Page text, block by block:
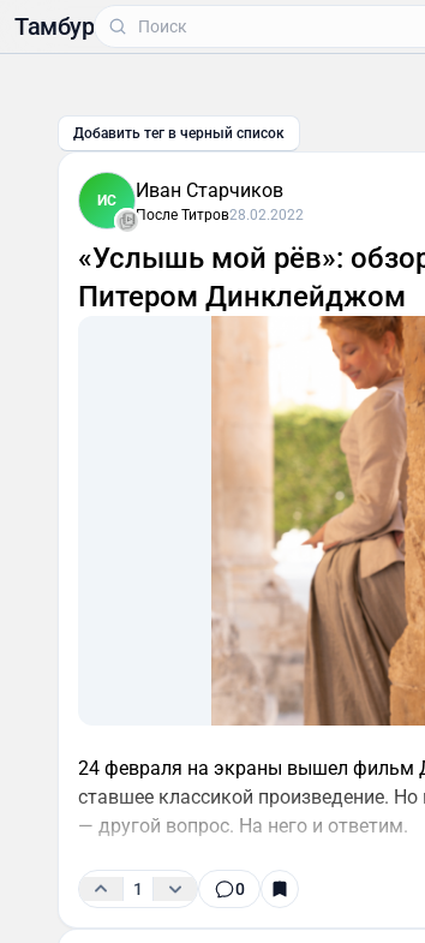
Тамбур
Добавить тег в черный список
ИС Иван Старчиков
После Титров28.02.2022
«Услышь мой рёв»:
Питером Динклейджом
24 февраля на экраны вышел фильм
ставшее классикой произведение. Но
— другой вопрос. На него и ответим.
1 0